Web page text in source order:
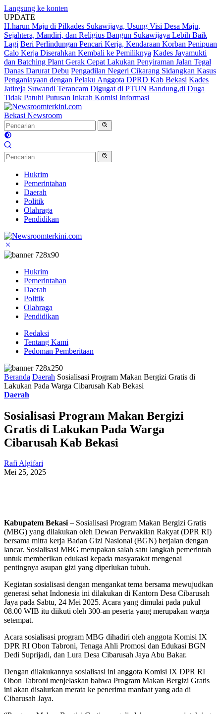
Langsung ke konten
UPDATE
H.harun Maju di Pilkades Sukawijaya, Usung Visi Desa Maju,
Sejahtera, Mandiri, dan Religius Bangun Sukawijaya Lebih Baik
Lagi Beri Perlindungan Pencari Kerja, Kendaraan Korban Penipuan
Calo Kerja Diserahkan Kembali ke Pemiliknya Kades Jayamukti
dan Batching Plant Gerak Cepat Lakukan Penyiraman Jalan Tegal
Danas Darurat Debu Pengadilan Negeri Cikarang Sidangkan Kasus
Penganiayaan dengan Pelaku Anggota DPRD Kab Bekasi Kades
Jatireja Suwandi Terancam Digugat di PTUN Bandung,di Duga
Tidak Patuhi Putusan Inkrah Komisi Informasi
Bekasi Newsroom
Hukrim
Pemerintahan
Daerah
Politik
Olahraga
Pendidikan
Hukrim
Pemerintahan
Daerah
Politik
Olahraga
Pendidikan
Redaksi
Tentang Kami
Pedoman Pemberitaan
Beranda Daerah Sosialisasi Program Makan Bergizi Gratis di
Lakukan Pada Warga Cibarusah Kab Bekasi
Daerah
Sosialisasi Program Makan Bergizi
Gratis di Lakukan Pada Warga
Cibarusah Kab Bekasi
Rafi Algifari
Mei 25, 2025
Kabupatem Bekasi– Sosialisasi Program Makan Bergizi Gratis
(MBG) yang dilakukan oleh Dewan Perwakilan Rakyat (DPR RI)
bersama mitra kerja Badan Gizi Nasional (BGN) berjalan dengan
lancar. Sosialisasi MBG merupakan salah satu langkah pemerintah
untuk memberikan edukasi kepada masyarakat mengenai
pentingnya asupan gizi yang diperlukan tubuh.
Kegiatan sosialisasi dengan mengankat tema bersama mewujudkan
generasi sehat Indonesia ini dilakukan di Kantorn Desa Cibarusah
Jaya pada Sabtu, 24 Mei 2025. Acara yang dimulai pada pukul
08.00 WIB itu diikuti oleh 300-an peserta yang merupakan warga
setempat.
Acara sosialisasi program MBG dihadiri oleh anggota Komisi IX
DPR RI Obon Tabroni, Tenaga Ahli Promosi dan Edukasi BGN
Dedi Suprijadi, dan Lura Desa Cibarusah Jaya Abu Bakar.
Dengan dilakukannya sosialisasi ini anggota Komisi IX DPR RI
Obon Tabroni menjelaskan bahwa Program Makan Bergizi Gratis
ini akan disalurkan merata ke penerima manfaat yang ada di
Cibarusah Jaya.